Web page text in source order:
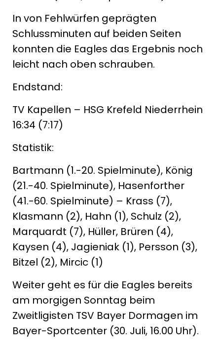
In von Fehlwürfen geprägten
Schlussminuten auf beiden Seiten
konnten die Eagles das Ergebnis noch
leicht nach oben schrauben.
Endstand:
TV Kapellen – HSG Krefeld Niederrhein
16:34 (7:17)
Statistik:
Bartmann (1.-20. Spielminute), König
(21.-40. Spielminute), Hasenforther
(41.-60. Spielminute) – Krass (7),
Klasmann (2), Hahn (1), Schulz (2),
Marquardt (7), Hüller, Brüren (4),
Kaysen (4), Jagieniak (1), Persson (3),
Bitzel (2), Mircic (1)
Weiter geht es für die Eagles bereits
am morgigen Sonntag beim
Zweitligisten TSV Bayer Dormagen im
Bayer-Sportcenter (30. Juli, 16.00 Uhr).